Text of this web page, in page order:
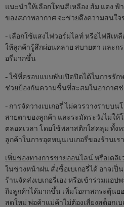
แนะนำให้เลือกโทนสีเหลือง ส้ม แดง
ของสภาพอากาศ จะช่วยดึงความสนใจ
- เลือกใช้แสงไฟวอร์มไลท์ หรือไฟสีเห
ให้ลูกค้ารู้สึกผ่อนคลาย สบายตา และก
อรี่มากขึ้น
- ใช้ที่ครอบแบบพับเปิดปิดได้ในการรัก
ช่วยป้องกันความชื้นที่สะสมในอากาศ
- การจัดวางเบเกอรี่ ไม่ควรวางราบบ
สายตาของลูกค้า และระมัดระวังไม่ให้
ตลอดเวลา โดยใช้พลาสติกใสคลุม ทั้ง
ลูกค้าในการอุดหนุนเบเกอรี่ของร้านเร
เพิ่มช่องทางการขายออนไลน์ หรือเดลิเ
ในช่วงหน้าฝน สั่งซื้อเบเกอรี่ได้ อาจเ
ร้านจัดส่งเบเกอรี่เอง หรือเข้าร่วมแอป
ถึงลูกค้าได้มากขึ้น เพิ่มโอกาสกระตุ้นย
สดใหม่ พ่อค้าแม่ค้าไม่ต้องเสี่ยงสต็อกเ